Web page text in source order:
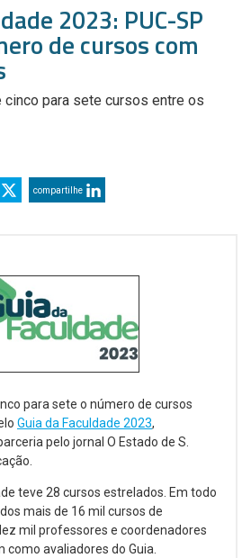
2023: PUC-SP
de cursos com
para sete cursos entre os
compartilhe
para sete o número de cursos
Guia da Faculdade 2023,
pelo jornal O Estado de S.
teve 28 cursos estrelados. Em todo
mais de 16 mil cursos de
mil professores e coordenadores
avaliadores do Guia.